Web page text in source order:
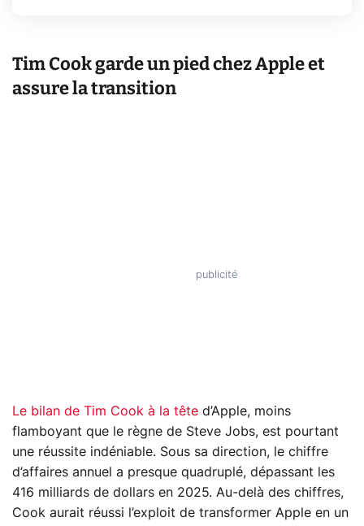
Tim Cook garde un pied chez Apple et
assure la transition
Le bilan de Tim Cook à la tête d’Apple, moins
flamboyant que le règne de Steve Jobs, est pourtant
une réussite indéniable. Sous sa direction, le chiffre
d’affaires annuel a presque quadruplé, dépassant les
416 milliards de dollars en 2025. Au-delà des chiffres,
Cook aurait réussi l’exploit de transformer Apple en un